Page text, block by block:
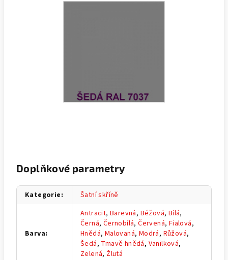
Doplňkové parametry
Kategorie: Šatní skříně
Barva:
Antracit,Barevná, Béžová, Bílá,
Černá, Černobílá,Červená, Fialová,
Hnědá, Malovaná, Modrá, Růžová,
Šedá, Tmavě hnědá, Vanilková,
Zelená, Žlutá